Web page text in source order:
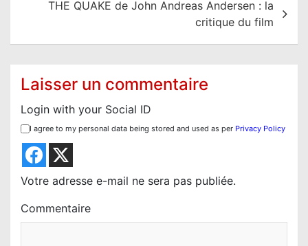
d
THE QUAKE de John Andreas Andersen : la
critique du film
Laisser un commentaire
Login with your Social ID
I agree to my personal data being stored and used as per Privacy Policy
Votre adresse e-mail ne sera pas publiée.
Commentaire